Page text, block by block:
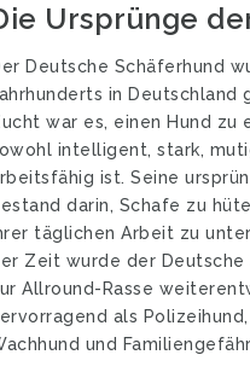
Ursprünge
Deutsche Schäferhund
in Deutschland
war es, einen Hund zu
intelligent, stark,
ist. Seine
darin, Schafe zu
täglichen Arbeit zu
Zeit wurde der Deutsche
Allround-Rasse
als
und